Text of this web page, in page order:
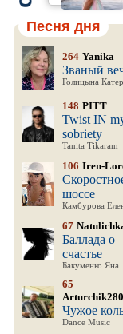
Песня дня
264 Yanika
Званый
Голицына
148 PITT
Twist IN
sobriety
Tanita Tikaram
106 Iren-
шоссе
Камбурова
67
Баллада о
счастье
Бакуменко Яна
65
Чужое
Dance Music